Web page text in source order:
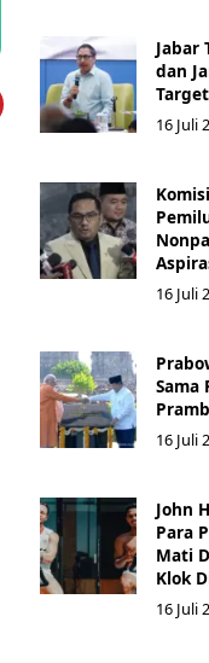
Jabar
dan
16 Juli
16 Juli
Sama
16 Juli
John
Para
Mati
Klok
16 Juli